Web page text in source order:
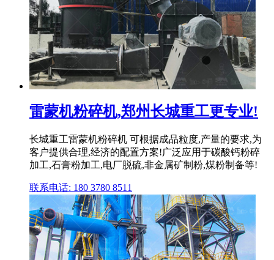
雷蒙机粉碎机,郑州长城重工更专业!
长城重工雷蒙机粉碎机 可根据成品粒度,产量的要求,为
客户提供合理,经济的配置方案!广泛应用于碳酸钙粉碎
加工,石膏粉加工,电厂脱硫,非金属矿制粉,煤粉制备等!
联系电话: 180 3780 8511